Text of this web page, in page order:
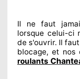
Il ne faut
lorsque celui-ci
de s'ouvrir. Il
blocage, et nos
roulants